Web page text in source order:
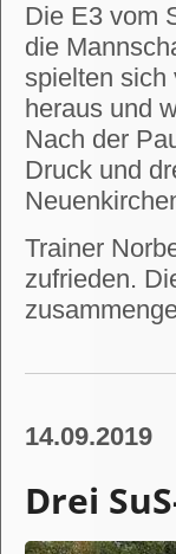
Die E3 vom
die
spielten sich
heraus und
Nach der
Druck und
Trainer
zufrieden.
14.09.2019
Drei